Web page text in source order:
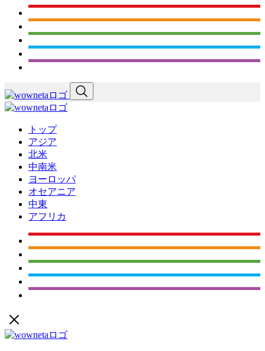
トップ
アジア
北米
中南米
ヨーロッパ
オセアニア
中東
アフリカ